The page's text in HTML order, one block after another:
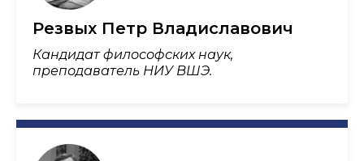
Резвых Петр Владиславович
Кандидат философских наук,
преподаватель НИУ ВШЭ.